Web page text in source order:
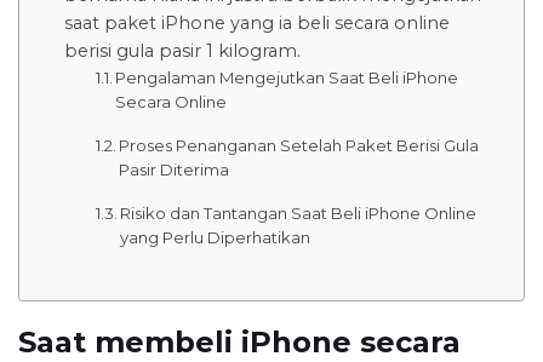
saat paket iPhone yang ia beli secara online
berisi gula pasir 1 kilogram.
Pengalaman Mengejutkan Saat Beli iPhone
Secara Online
Proses Penanganan Setelah Paket Berisi Gula
Pasir Diterima
Risiko dan Tantangan Saat Beli iPhone Online
yang Perlu Diperhatikan
Saat membeli iPhone secara